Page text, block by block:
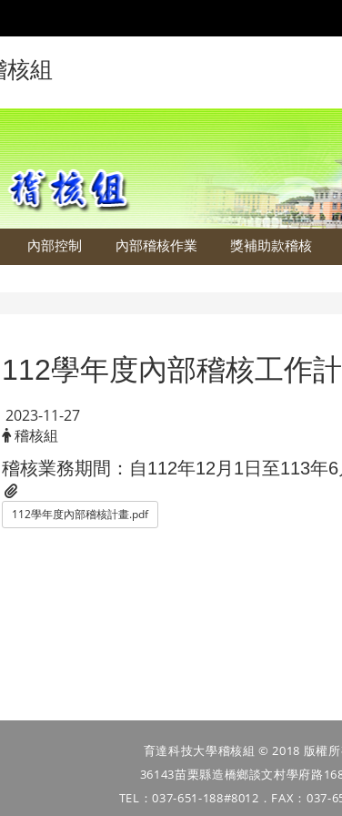
組
內部控制 內部稽核作業 獎補助款稽核
112學年度內部稽核工作
2023-11-27
稽核組
稽核業務期間：自112年12 月 1 日至113年6
112學年度內部稽核計畫.pdf
育達科技大學稽核組 © 2018 版權
36143苗栗縣造橋鄉談文村學府路
TEL：037-651-188#8012．FAX：037-